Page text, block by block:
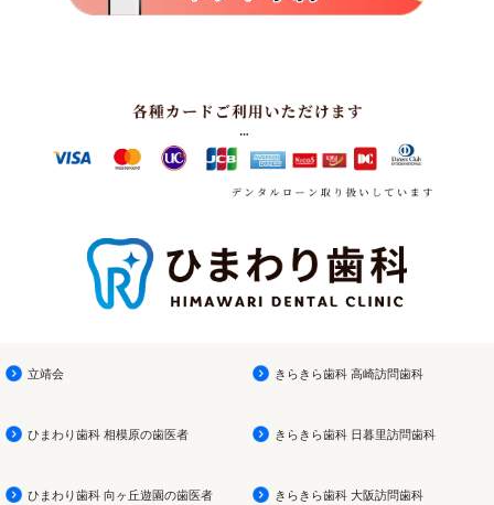
立靖会
ひまわり歯科 相模原の歯医者
ひまわり歯科 向ヶ丘遊園の歯医者
きらきら歯科 高崎訪問歯科
きらきら歯科 日暮里訪問歯科
きらきら歯科 大阪訪問歯科